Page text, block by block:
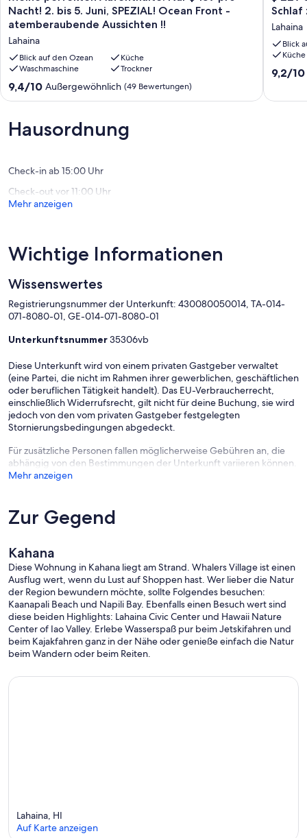
fällig 60 Tage vor Anreise.
Hawaii Steuernummer # GE-014-071-8080-01
Stichwort: Eigentumswohnung
perfekten
Aufenthalte:
Nur
$
139
pro
Nacht!
2.
Juni,
Front
atemberaubende
Aussichten
Nacht! 2. bis 5. Juni, SPEZIAL! Ocean Front -
atemberaubende Aussichten !!
Lahaina
Blick auf den Ozean
Küche
Waschmaschine
Trockner
9.4
von
Außergewöhnlich,
(49
9,4/10 Außergewöhnlich (49 Bewertungen)
229
bis
9/3/19
Direkt
am
Meer!
Schlaf
Lahaina
Blick
Küche
9.2
9,2/10
Hausordnung
Check-in ab 15:00 Uhr
Check-out vor 11:00 Uhr
Mehr anzeigen
Wichtige Informationen
Wissenswertes
Registrierungsnummer der Unterkunft: 430080050014, TA-014-
071-8080-01, GE-014-071-8080-01
Unterkunftsnummer35306vb
Diese Unterkunft wird von einem privaten Gastgeber verwaltet
(eine Partei, die nicht im Rahmen ihrer gewerblichen, geschäftlichen
oder beruflichen Tätigkeit handelt). Das EU-Verbraucherrecht,
einschließlich Widerrufsrecht, gilt nicht für deine Buchung, sie wird
jedoch von den vom privaten Gastgeber festgelegten
Stornierungsbedingungen abgedeckt.
Für zusätzliche Personen fallen möglicherweise Gebühren an, die
abhängig von den Bestimmungen der Unterkunft variieren können.
Mehr anzeigen
Zur Gegend
Kahana
Diese Wohnung in Kahana liegt am Strand. Whalers Village ist einen
Ausflug wert, wenn du Lust auf Shoppen hast. Wer lieber die Natur
der Region bewundern möchte, sollte Folgendes besuchen:
Kaanapali Beach und Napili Bay. Ebenfalls einen Besuch wert sind
diese beiden Highlights: Lahaina Civic Center und Hawaii Nature
Center of Iao Valley. Erlebe Wasserspaß pur beim Jetskifahren und
beim Kajakfahren ganz in der Nähe oder genieße einfach die Natur
beim Wandern oder beim Reiten.
Lahaina, HI
Auf Karte anzeigen